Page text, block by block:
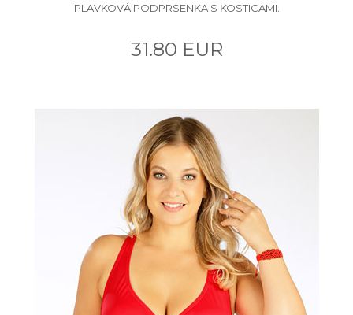
PLAVKOVÁ PODPRSENKA S KOSTICAMI.
31.80 EUR